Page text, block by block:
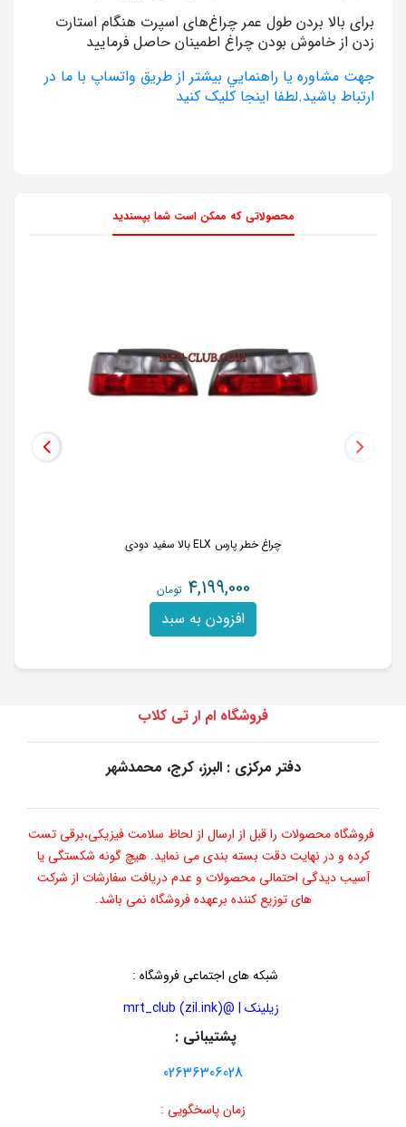
برای بالا بردن طول عمر چراغ‌های اسپرت هنگام استارت
زدن از خاموش بودن چراغ اطمینان حاصل فرمایید
جهت مشاوره يا راهنمايي بيشتر از طريق واتساپ با ما در
ارتباط باشيد.لطفا اينجا کليک کنيد
محصولاتی که ممکن است شما بپسندید
چراغ خطر پارس ELX بالا سفید دودی
4,199,000 تومان
افزودن به سبد
فروشگاه ام ار تی کلاب
دفتر مرکزی : البرز، کرج، محمدشهر
فروشگاه محصولات را قبل از ارسال از لحاظ سلامت فیزیکی،برقی تست
کرده و در نهایت دقت بسته بندی می نماید. هیچ گونه شکستگی یا
آسیب دیدگی احتمالی محصولات و عدم دریافت سفارشات از شرکت
های توزیع کننده برعهده فروشگاه نمی باشد.
شبکه های اجتماعی فروشگاه :
زیلینک | @mrt_club (zil.ink)
پشتیبانی :
02636306028
زمان پاسخگویی :